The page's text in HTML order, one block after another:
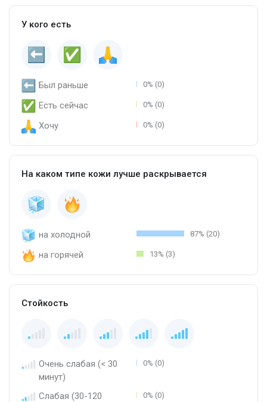
У кого есть
Был раньше 0% (0)
Есть сейчас 0% (0)
Хочу 0% (0)
На каком типе кожи лучше раскрывается
на холодной 87% (20)
на горячей 13% (3)
Стойкость
Очень слабая (< 30
минут)
0% (0)
Слабая (30-120
0% (0)